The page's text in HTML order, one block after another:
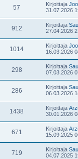
57 Kirjoittaja
31.07.2026
912 Kirjoittaja
27.04.2026
1014 Kirjoittaja
16.03.2026
298 Kirjoittaja
07.03.2026
286 Kirjoittaja
06.03.2026
1438 KirjoittajaArzi
30.01.2026
671 KirjoittajaArzi
15.09.2025
719 Kirjoittaja
04.07.2025